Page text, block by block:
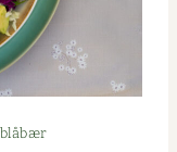
blåbær